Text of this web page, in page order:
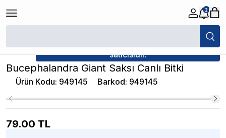
2
/
satıcısıdır.
Bucephalandra Giant Saksı Canlı Bitki
Ürün Kodu: 949145 Barkod: 949145
79.00 TL